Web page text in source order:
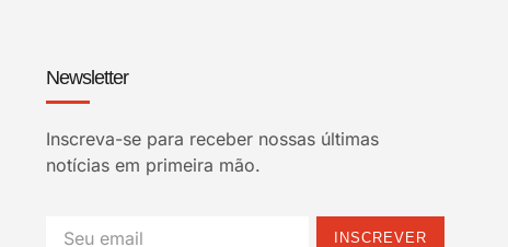
Newsletter
Inscreva-se para receber nossas últimas
notícias em primeira mão.
INSCREVER